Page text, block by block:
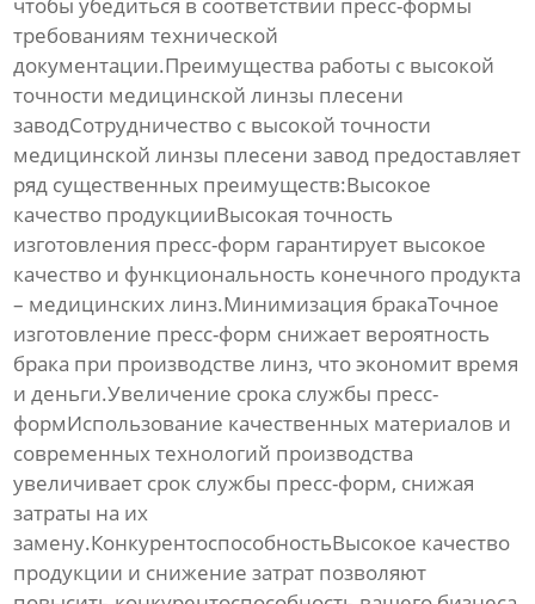
чтобы убедиться в соответствии пресс-формы
требованиям технической
документации.Преимущества работы с высокой
точности медицинской линзы плесени
заводСотрудничество с высокой точности
медицинской линзы плесени завод предоставляет
ряд существенных преимуществ:Высокое
качество продукцииВысокая точность
изготовления пресс-форм гарантирует высокое
качество и функциональность конечного продукта
– медицинских линз.Минимизация бракаТочное
изготовление пресс-форм снижает вероятность
брака при производстве линз, что экономит время
и деньги.Увеличение срока службы пресс-
формИспользование качественных материалов и
современных технологий производства
увеличивает срок службы пресс-форм, снижая
затраты на их
замену.КонкурентоспособностьВысокое качество
продукции и снижение затрат позволяют